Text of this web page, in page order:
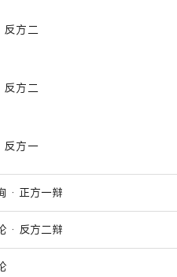
方二
方二
反方一
· 正方一辩
· 反方二辩